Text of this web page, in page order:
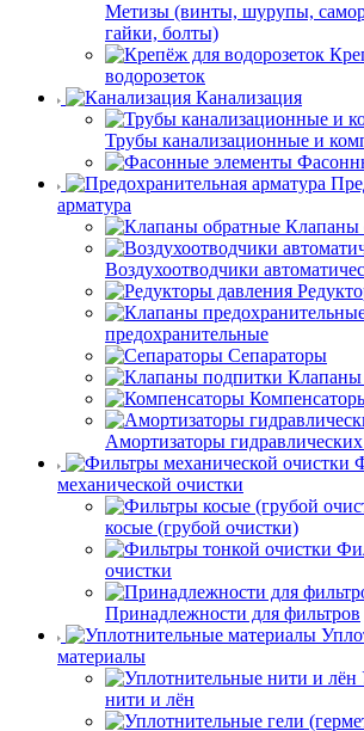
Метизы (винты, шурупы,
гайки, болты)
водорозеток
Канализация
Трубы канализационные и
арматура
Клапаны
Воздухоотводчики
предохранительные
Сепараторы
Клапаны
Амортизаторы гидравлических
механической очистки
косые (грубой очистки)
очистки
Принадлежности для фильтров
материалы
нити и лён